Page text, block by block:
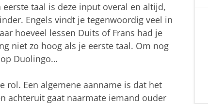
taal is deze input overal en altijd,
Engels vindt je tegenwoordig veel in
hoeveel lessen Duits of Frans had je
niet zo hoog als je eerste taal. Om nog
Duolingo…
Een algemene aanname is dat het
achteruit gaat naarmate iemand ouder